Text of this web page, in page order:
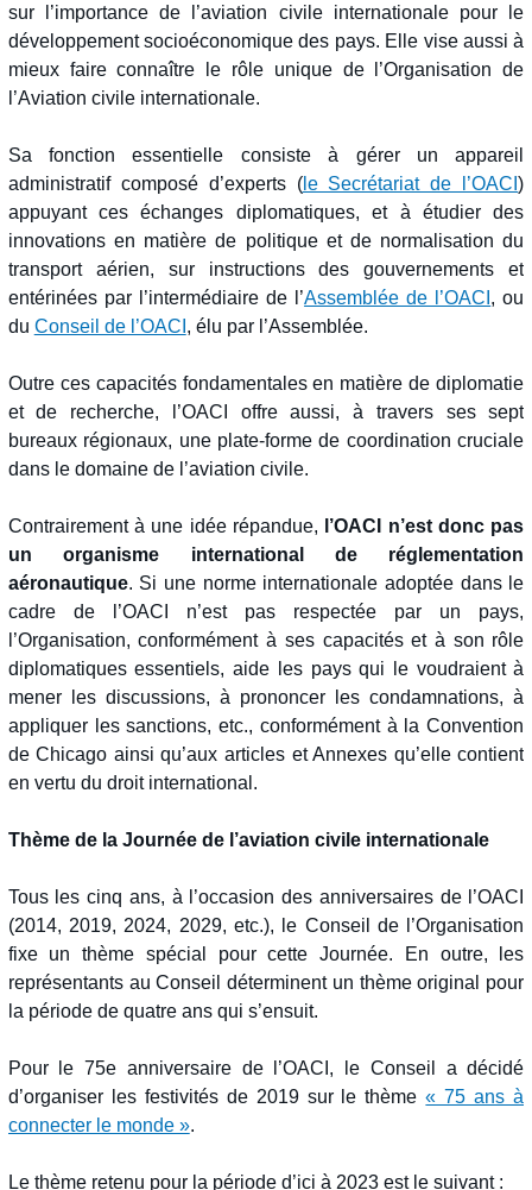
sur l’importance de l’aviation civile internationale pour le
développement socioéconomique des pays. Elle vise aussi à
mieux faire connaître le rôle unique de l’Organisation de
l’Aviation civile internationale.
Sa fonction essentielle consiste à gérer un appareil
administratif composé d’experts (le Secrétariat de l’OACI)
appuyant ces échanges diplomatiques, et à étudier des
innovations en matière de politique et de normalisation du
transport aérien, sur instructions des gouvernements et
entérinées par l’intermédiaire de l’Assemblée de l’OACI , ou
du Conseil de l’OACI , élu par l’Assemblée.
Outre ces capacités fondamentales en matière de diplomatie
et de recherche, l’OACI offre aussi, à travers ses sept
bureaux régionaux, une plate-forme de coordination cruciale
dans le domaine de l’aviation civile.
Contrairement à une idée répandue,
l’OACI n’est donc pas
un organisme international de réglementation
aéronautique. Si une norme internationale adoptée dans le
cadre de l’OACI n’est pas respectée par un pays,
l’Organisation, conformément à ses capacités et à son rôle
diplomatiques essentiels, aide les pays qui le voudraient à
mener les discussions, à prononcer les condamnations, à
appliquer les sanctions, etc., conformément à la Convention
de Chicago ainsi qu’aux articles et Annexes qu’elle contient
en vertu du droit international.
Thème de la Journée de l’aviation civile internationale
Tous les cinq ans, à l’occasion des anniversaires de l’OACI
(2014, 2019, 2024, 2029, etc.), le Conseil de l’Organisation
fixe un thème spécial pour cette Journée. En outre, les
représentants au Conseil déterminent un thème original pour
la période de quatre ans qui s’ensuit.
Pour le 75e anniversaire de l’OACI, le Conseil a décidé
d’organiser les festivités de 2019 sur le thème« 75 ans à
connecter le monde ».
Le thème retenu pour la période d’ici à 2023 est le suivant :